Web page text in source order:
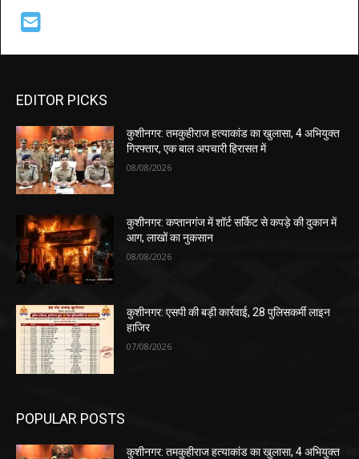
EDITOR PICKS
कुशीनगर: तमकुहीराज हत्याकांड का खुलासा, 4 अभियुक्त
गिरफ्तार, एक बाल अपचारी हिरासत में
08/08/2026
कुशीनगर: कप्तानगंज में शॉर्ट सर्किट से कपड़े की दुकान में
आग, लाखों का नुकसान
08/08/2026
कुशीनगर: एसपी की बड़ी कार्रवाई, 28 पुलिसकर्मी लाइन
हाजिर
07/08/2026
POPULAR POSTS
कुशीनगर: तमकुहीराज हत्याकांड का खुलासा, 4 अभियुक्त